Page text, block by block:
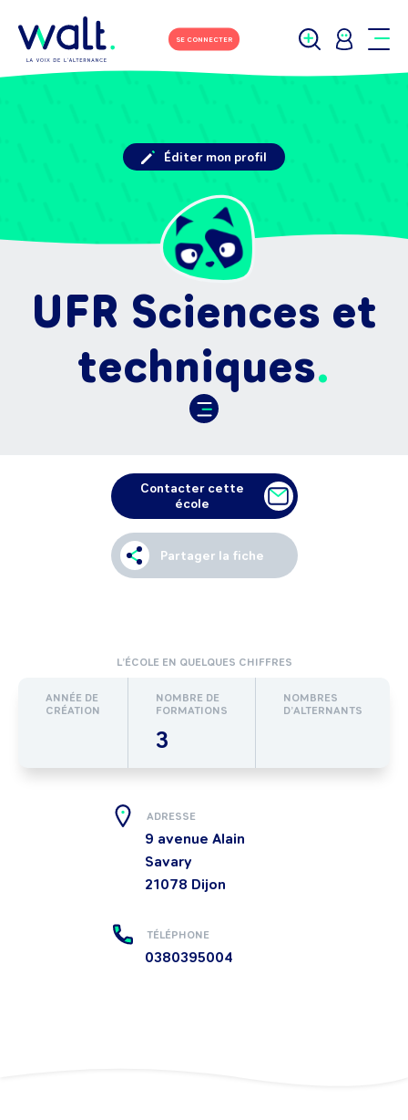
SE CONNECTER
UFR Sciences et
techniques
Éditer mon profil
Contacter cette
école
Partager la fiche
L’ÉCOLE EN QUELQUES CHIFFRES
ANNÉE DE
CRÉATION
NOMBRE DE
FORMATIONS
3
NOMBRES
D’ALTERNANTS
ADRESSE
9 avenue Alain
Savary
21078 Dijon
TÉLÉPHONE
0380395004